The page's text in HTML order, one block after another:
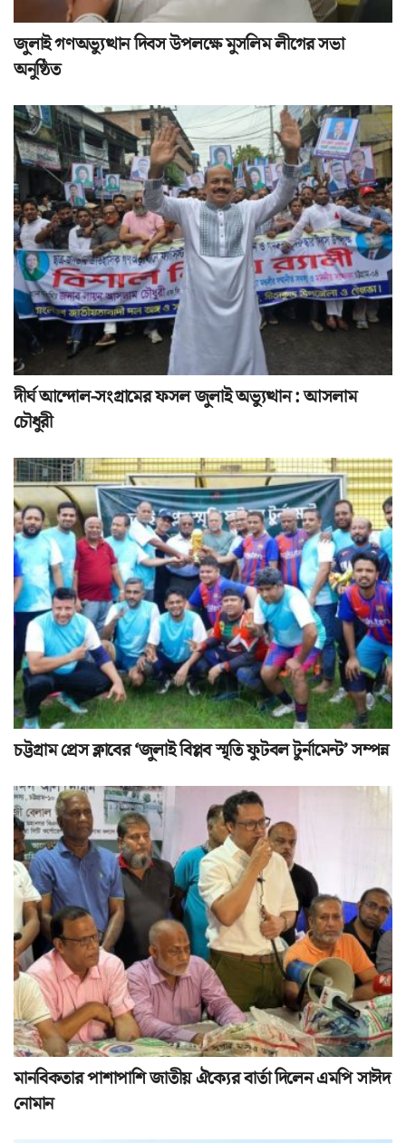
জুলাই গণঅভ্যুত্থান দিবস উপলক্ষে মুসলিম লীগের সভা
অনুষ্ঠিত
দীর্ঘ আন্দোল-সংগ্রামের ফসল জুলাই অভ্যুত্থান : আসলাম
চৌধুরী
চট্টগ্রাম প্রেস ক্লাবের ‘জুলাই বিপ্লব স্মৃতি ফুটবল টুর্নামেন্ট’ সম্পন্ন
মানবিকতার পাশাপাশি জাতীয় ঐক্যের বার্তা দিলেন এমপি সাঈদ
নোমান